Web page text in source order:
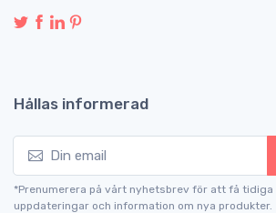
Hållas informerad
*Prenumerera på vårt nyhetsbrev för att få tidiga
uppdateringar och information om nya produkter.